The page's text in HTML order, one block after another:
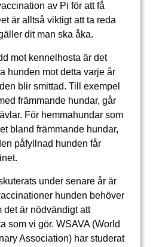
av Pi för att få
är alltså viktigt att ta reda
dit man ska åka.
mot kennelhosta är det
hunden mot detta varje år
blir smittad. Till exempel
främmande hundar, går
För hemmahundar som
bland främmande hundar,
påfyllnad hunden får
under senare år är
hunden behöver
det är nödvändigt att
som vi gör. WSAVA (World
Association) har studerat